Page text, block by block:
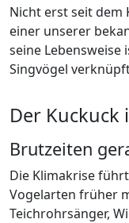
Nicht erst seit dem
einer unserer
seine
Singvögel
Der Kuckuck
Brutzeiten
Die Klimakrise
Vogelarten früher
Teichrohrsänger,